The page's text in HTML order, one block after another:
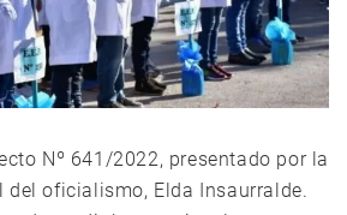
Nº 641/2022, presentado por la
oficialismo, Elda Insaurralde.